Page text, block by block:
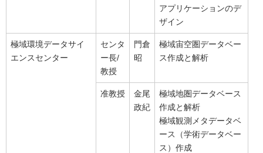
アプリケーションのデ
ザイン
極域環境データサイ
エンスセンター
センタ
ー長/
教授
門倉
昭
極域宙空圏データベー
ス作成と解析
准教授
金尾
政紀
極域地圏データベース
作成と解析
極域観測メタデータベ
ース（学術データベー
ス）作成